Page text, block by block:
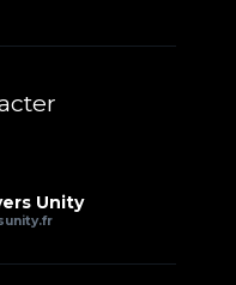
Unity